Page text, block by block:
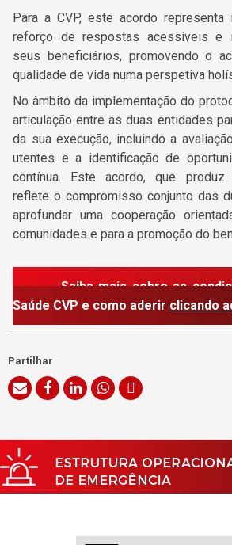
Para a CVP, este acordo
reforço de respostas acessíveis e
seus beneficiários, promovendo o
qualidade de vida numa perspetiva
No âmbito da implementação do
articulação entre as duas entidades
da sua execução, incluindo a
utentes e a identificação de
contínua. Este acordo, que produz
reflete o compromisso conjunto das
aprofundar uma cooperação
comunidades e para a promoção do
Saiba mais sobre as
Saúde CVP e como aderir clicando
Partilhar